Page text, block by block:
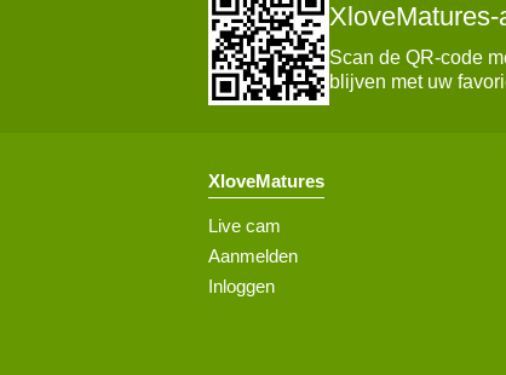
XloveMatures-
Scan de QR-code
blijven met uw
XloveMatures
Live cam
Aanmelden
Inloggen